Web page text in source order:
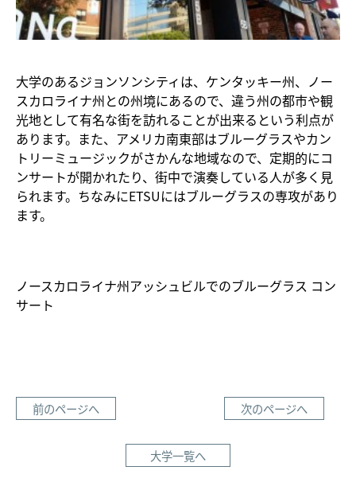
大学のあるジョンソンシティは、ケンタッキー州、ノー
スカロライナ州との州境にあるので、違う州の都市や観
光地として有名な街を訪れることが出来るという利点が
あります。また、アメリカ南東部はブルーグラスやカン
トリーミュージックがさかんな地域なので、定期的にコ
ンサートが開かれたり、街中で演奏している人が多く見
られます。ちなみにETSUにはブルーグラスの専攻があり
ます。
ノースカロライナ州アッシュビルでのブルーグラス コン
サート
前のページへ 次のページへ
大学一覧へ